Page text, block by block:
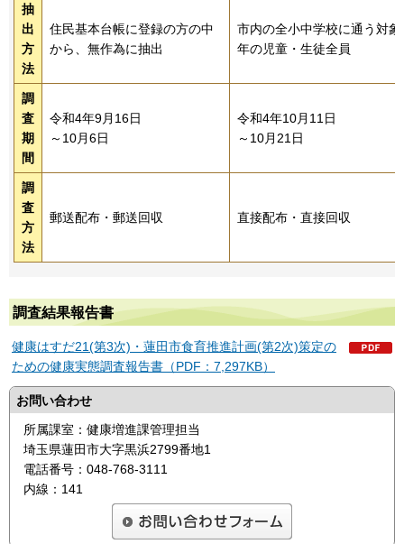
抽
出
方
法
住民基本台帳に登録の方の中
から、無作為に抽出
市内の全小中学校に通う対象
年の児童・生徒全員
調
査
期
間
令和4年9月16日
～10月6日
令和4年10月11日
～10月21日
調
査
方
法
郵送配布・郵送回収 直接配布・直接回収
調査結果報告書
健康はすだ21(第3次)・蓮田市食育推進計画(第2次)策定の
ための健康実態調査報告書（PDF：7,297KB）
お問い合わせ
所属課室：健康増進課管理担当
埼玉県蓮田市大字黒浜2799番地1
電話番号：048-768-3111
内線：141